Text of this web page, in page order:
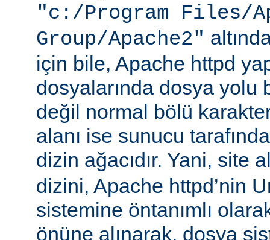
"c:/Program Files/
Group/Apache2"
için bile, Apache httpd
dosyalarında dosya yolu
değil normal bölü
alanı ise sunucu
dizin ağacıdır. Yani, site
dizini, Apache httpd’nin
sistemine öntanımlı
önüne alınarak, dosya